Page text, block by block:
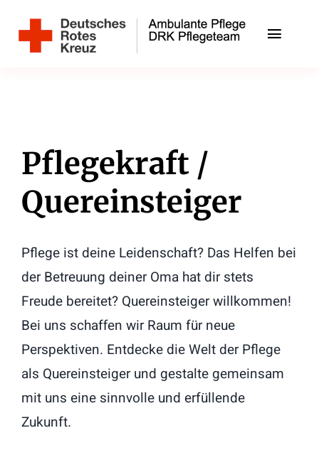
Inhalt
Toggle
Jobs
Kontakt
DRK-Ortsverein Schwarzenbek
Pflegekraft /
Quereinsteiger
Pflege ist deine Leidenschaft? Das Helfen bei
der Betreuung deiner Oma hat dir stets
Freude bereitet? Quereinsteiger willkommen!
Bei uns schaffen wir Raum für neue
Perspektiven. Entdecke die Welt der Pflege
als Quereinsteiger und gestalte gemeinsam
mit uns eine sinnvolle und erfüllende
Zukunft.